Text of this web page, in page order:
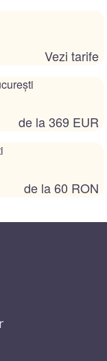
Vezi tarife
de la 369 EUR
de la 60 RON